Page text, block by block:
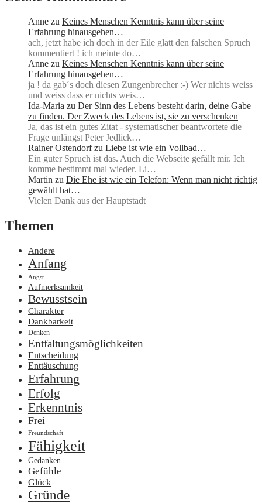
Anne zu Keines Menschen Kenntnis kann über seine
Erfahrung hinausgehen…
ach, jetzt habe ich doch in der Eile glatt den falschen Spruch
kommentiert ! ich meinte do…
Anne zu Keines Menschen Kenntnis kann über seine
Erfahrung hinausgehen…
ja ! da gab´s doch diesen Zungenbrecher :-) Wer nichts weiss
und weiss dass er nichts weis…
Ida-Maria zu Der Sinn des Lebens besteht darin, deine Gabe
zu finden. Der Zweck des Lebens ist, sie zu verschenken
Ja, das ist ein gutes Zitat - systematischer beantwortete die
Frage unlängst Peter Jedlick…
Rainer Ostendorf zu Liebe ist wie ein Vollbad…
Ein guter Spruch ist das. Auch die Webseite gefällt mir. Ich
komme bestimmt mal wieder. Li…
Martin zu Die Ehe ist wie ein Telefon: Wenn man nicht richtig
gewählt hat…
Vielen Dank aus der Hauptstadt
Themen
Andere
Anfang
Angst
Aufmerksamkeit
Bewusstsein
Charakter
Dankbarkeit
Denken
Entfaltungsmöglichkeiten
Entscheidung
Enttäuschung
Erfahrung
Erfolg
Erkenntnis
Frei
Freundschaft
Fähigkeit
Gedanken
Gefühle
Glück
Gründe